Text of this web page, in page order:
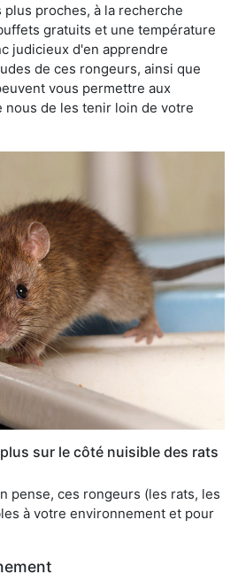
proches, à la recherche
gratuits et une température
judicieux d'en apprendre
de ces rongeurs, ainsi que
vous permettre aux
de les tenir loin de votre
sur le côté nuisible des rats
pense, ces rongeurs (les rats, les
à votre environnement et pour